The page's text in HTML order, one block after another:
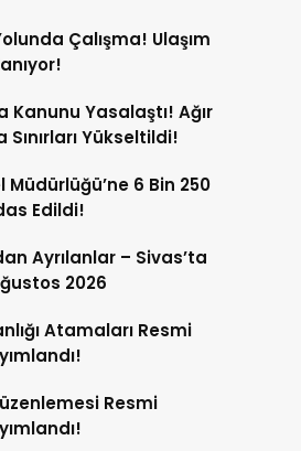
Çalışma! Ulaşım
Kanunu Yasalaştı! Ağır
Yükseltildi!
Müdürlüğü’ne 6 Bin 250
Edildi!
Ayrılanlar – Sivas’ta
2026
Atamaları Resmi
Resmi